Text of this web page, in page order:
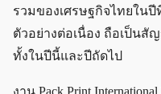
รวมของเศรษฐกิจไทยใน
ตัวอย่างต่อเนื่อง ถือเป็น
ทั้งในปีนี้และปีถัดไป